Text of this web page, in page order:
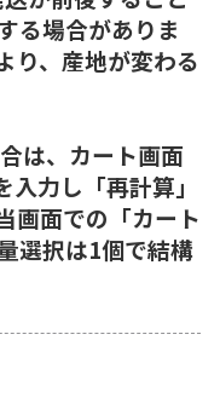
る場合がありま
り、産地が変わる
は、カート画面
力し「再計算」
画面での「カート
選択は1個で結構